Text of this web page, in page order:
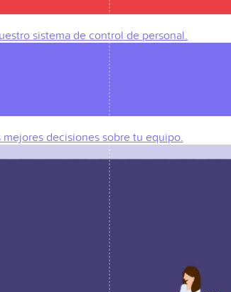
sistema de control de personal.
decisiones sobre tu equipo.